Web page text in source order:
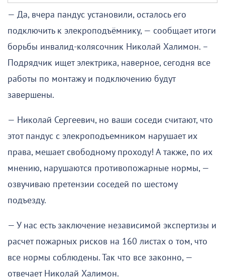
— Да, вчера пандус установили, осталось его
подключить к элекроподъёмнику, — сообщает итоги
борьбы инвалид-колясочник Николай Халимон. –
Подрядчик ищет электрика, наверное, сегодня все
работы по монтажу и подключению будут
завершены.
— Николай Сергеевич, но ваши соседи считают, что
этот пандус с элекроподъемником нарушает их
права, мешает свободному проходу! А также, по их
мнению, нарушаются противопожарные нормы, —
озвучиваю претензии соседей по шестому
подъезду.
— У нас есть заключение независимой экспертизы и
расчет пожарных рисков на 160 листах о том, что
все нормы соблюдены. Так что все законно, —
отвечает Николай Халимон.